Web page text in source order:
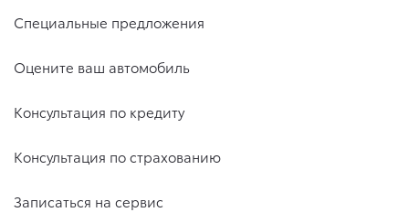
Специальные предложения
Оцените ваш автомобиль
Консультация по кредиту
Консультация по страхованию
Записаться на сервис